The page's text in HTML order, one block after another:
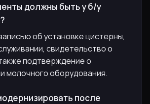
должны быть у б/у
об установке цистерны,
свидетельство о
подтверждение о
молочного оборудования.
после